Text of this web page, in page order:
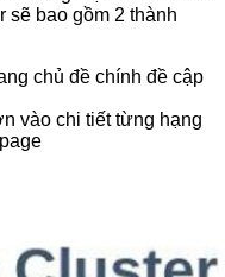
sẽ bao gồm 2 thành
chủ đề chính đề cập
vào chi tiết từng hạng